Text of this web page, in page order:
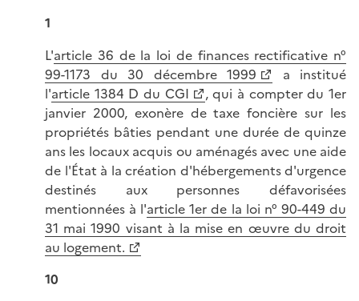
1
L'article 36 de la loi de finances rectificative n°
99-1173 du 30 décembre 1999
a institué
l'article 1384 D du CGI
, qui à compter du 1er
janvier 2000, exonère de taxe foncière sur les
propriétés bâties pendant une durée de quinze
ans les locaux acquis ou aménagés avec une aide
de l'État à la création d'hébergements d'urgence
destinés aux personnes défavorisées
mentionnées à l'article 1er de la loi n° 90-449 du
31 mai 1990 visant à la mise en œuvre du droit
au logement.
10